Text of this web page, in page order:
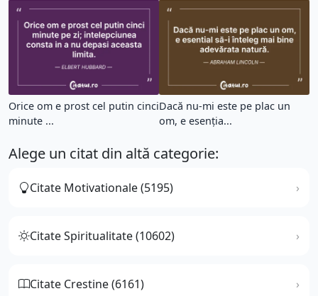
Orice om e prost cel putin cinci
minute ...
Dacă nu-mi este pe plac un
om, e esenția...
Alege un citat din altă categorie:
Citate Motivationale (5195)
Citate Spiritualitate (10602)
Citate Crestine (6161)